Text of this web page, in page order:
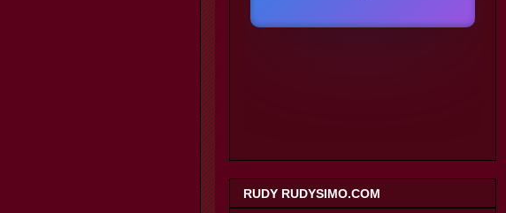
RUDY RUDYSIMO.COM